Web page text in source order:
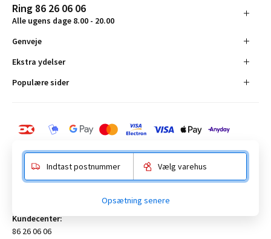
Ring 86 26 06 06
Alle ugens dage 8.00 - 20.00
Genveje
Ekstra ydelser
Populære sider
Anelystparken 16, 8381 Tilst. CVR-nummer 19555305
Kundecenter:
86 26 06 06
Indtast postnummer Vælg varehus
Opsætning senere